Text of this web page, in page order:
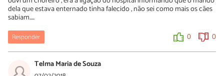
dela que estava enternado tinha falecido , não sei como mais os cães
sabiam.....
Responder 0 0
Telma Maria de Souza